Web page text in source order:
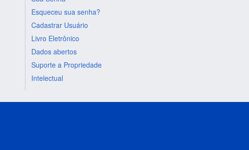
Esqueceu sua senha?
Cadastrar Usuário
Livro Eletrônico
Dados abertos
Suporte a Propriedade
Intelectual